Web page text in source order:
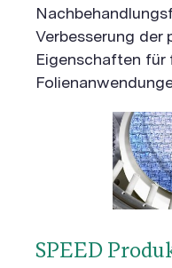
Verbesserung der
Eigenschaften
SPEED